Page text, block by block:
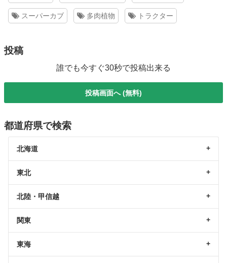
スーパーカブ 多肉植物 トラクター
投稿
誰でも今すぐ30秒で投稿出来る
投稿画面へ (無料)
都道府県で検索
北海道
東北
北陸・甲信越
関東
東海